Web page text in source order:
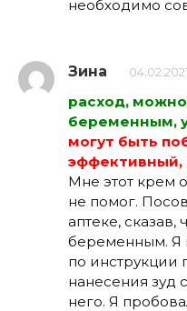
необходимо
Зина
расход,
беременным,
могут быть
эффективный,
Мне этот крем
не помог.
аптеке, сказав,
беременным. Я
по
нанесения зуд
него. Я